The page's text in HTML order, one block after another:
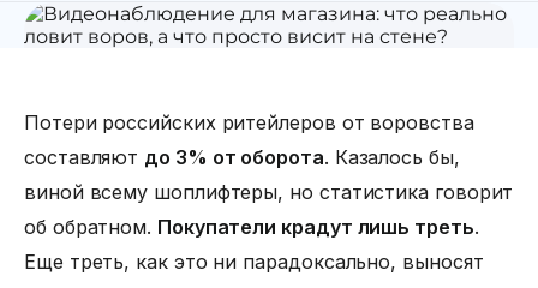
Потери российских ритейлеров от воровства
составляют до 3% от оборота. Казалось бы,
виной всему шоплифтеры, но статистика говорит
об обратном. Покупатели крадут лишь треть.
Еще треть, как это ни парадоксально, выносят